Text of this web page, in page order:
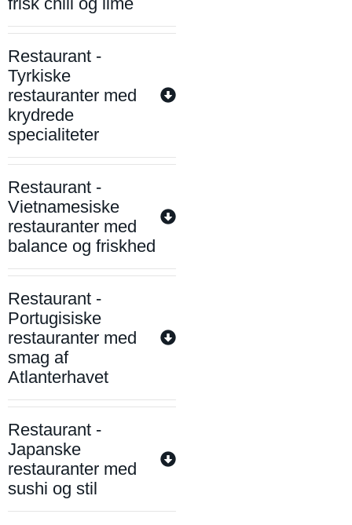
Restaurant -
Tyrkiske
restauranter med
krydrede
specialiteter
Restaurant -
Vietnamesiske
restauranter med
balance og friskhed
Restaurant -
Portugisiske
restauranter med
smag af
Atlanterhavet
Restaurant -
Japanske
restauranter med
sushi og stil